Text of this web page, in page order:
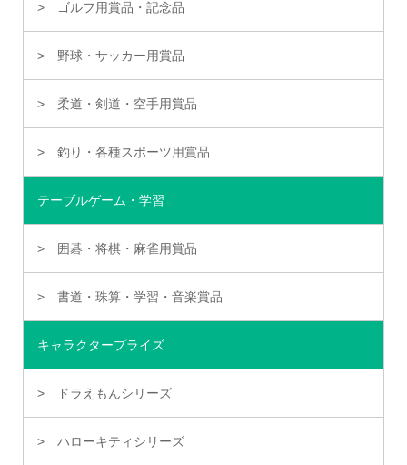
ゴルフ用賞品・記念品
野球・サッカー用賞品
柔道・剣道・空手用賞品
釣り・各種スポーツ用賞品
テーブルゲーム・学習
囲碁・将棋・麻雀用賞品
書道・珠算・学習・音楽賞品
キャラクタープライズ
ドラえもんシリーズ
ハローキティシリーズ